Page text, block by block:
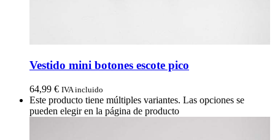
Vestido mini botones escote pico
64,99 € IVA incluido
Este producto tiene múltiples variantes. Las opciones se
pueden elegir en la página de producto